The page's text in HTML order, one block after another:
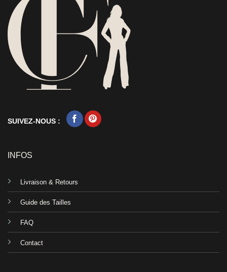
SUIVEZ-NOUS :
INFOS
Livraison & Retours
Guide des Tailles
FAQ
Contact